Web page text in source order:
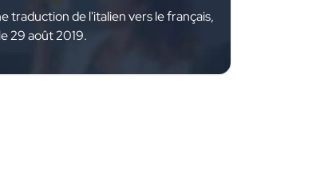
traduction de l'italien vers le français,
29 août 2019.